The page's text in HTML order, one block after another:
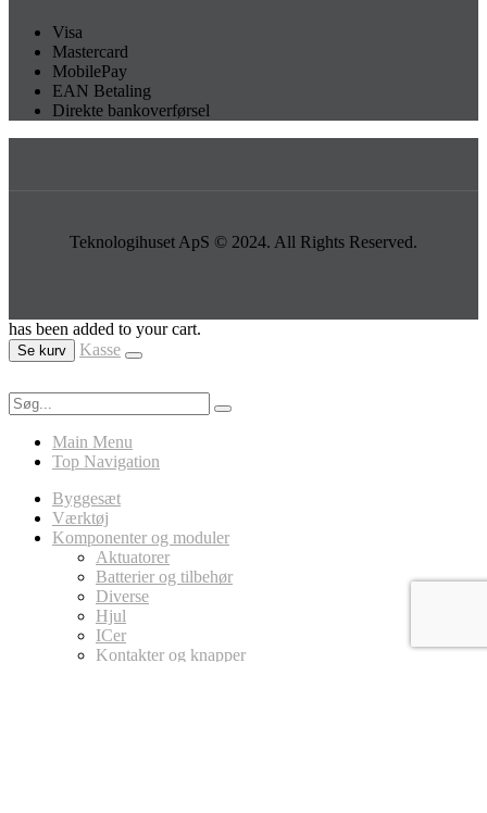
Visa
Mastercard
MobilePay
EAN Betaling
Direkte bankoverførsel
Teknologihuset ApS © 2024. All Rights Reserved.
has been added to your cart.
Se kurv Kasse
Main Menu
Top Navigation
Byggesæt
Værktøj
Komponenter og moduler
Aktuatorer
Batterier og tilbehør
Diverse
Hjul
ICer
Kontakter og knapper